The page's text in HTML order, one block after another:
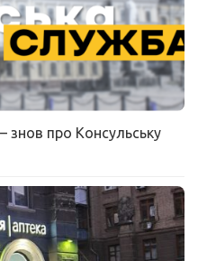
знов про Консульську